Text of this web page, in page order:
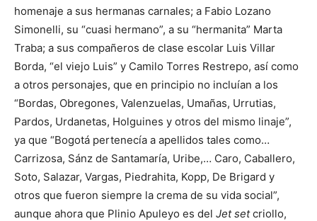
homenaje a sus hermanas carnales; a Fabio Lozano
Simonelli, su “cuasi hermano”, a su “hermanita” Marta
Traba; a sus compañeros de clase escolar Luis Villar
Borda, “el viejo Luis” y Camilo Torres Restrepo, así como
a otros personajes, que en principio no incluían a los
“Bordas, Obregones, Valenzuelas, Umañas, Urrutias,
Pardos, Urdanetas, Holguines y otros del mismo linaje”,
ya que “Bogotá pertenecía a apellidos tales como…
Carrizosa, Sánz de Santamaría, Uribe,… Caro, Caballero,
Soto, Salazar, Vargas, Piedrahita, Kopp, De Brigard y
otros que fueron siempre la crema de su vida social”,
aunque ahora que Plinio Apuleyo es del Jet setcriollo,